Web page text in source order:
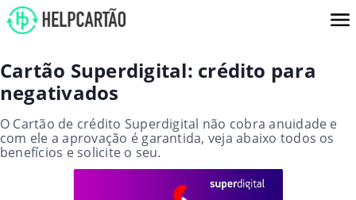
Cartão Superdigital: crédito para
negativados
O Cartão de crédito Superdigital não cobra anuidade e
com ele a aprovação é garantida, veja abaixo todos os
benefícios e solicite o seu.